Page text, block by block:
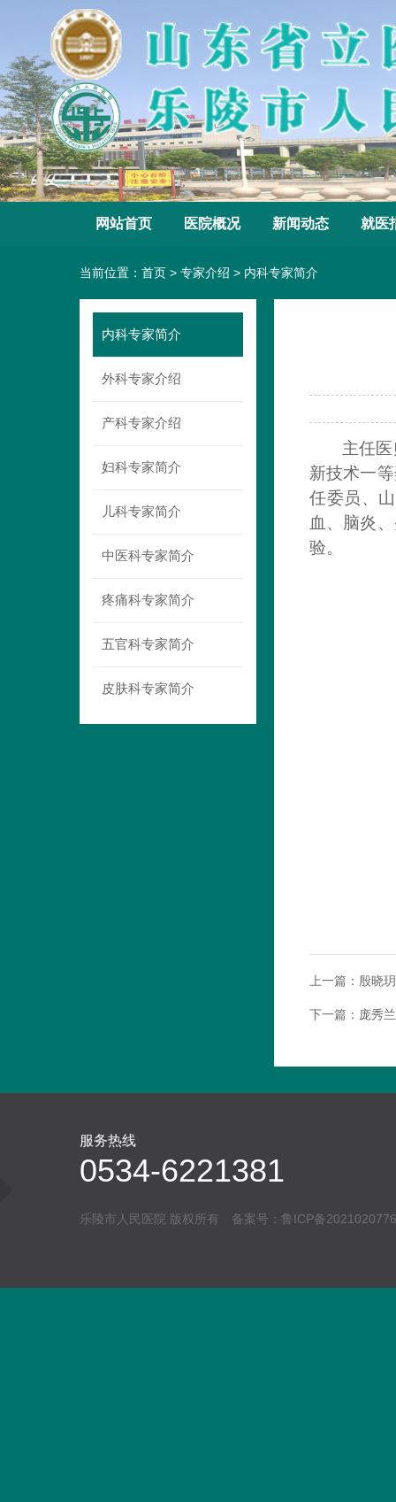
网站首页 医院概况 新闻动态 就医
当前位置： 首页 > 专家介绍 > 内科专家简介
内科专家简介
外科专家介绍
产科专家介绍
妇科专家简介
儿科专家简介
中医科专家简介
疼痛科专家简介
五官科专家简介
皮肤科专家简介
主任
新技术一
任委员、
血、脑炎
验。
上一篇： 殷晓玥
下一篇： 庞秀兰
服务热线
0534-6221381
乐陵市人民医院 版权所有 备案号： 鲁ICP备